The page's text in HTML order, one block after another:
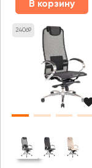
В корзину
24069